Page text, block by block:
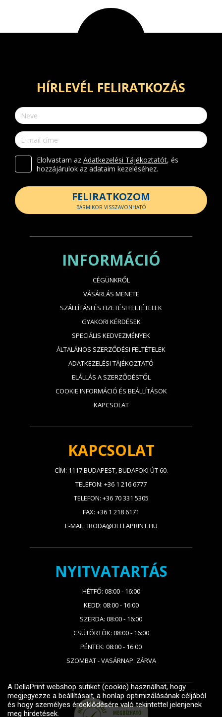
HÍRLEVÉL FELIRATKOZÁS
Elolvastam az Adatkezelési Tájékoztatót, és
hozzájárulok az adataim kezeléséhez.
FELIRATKOZOM
BÁRMIKOR VISSZAVONHATÓ
INFORMÁCIÓ
CÉGÜNKRŐL
VÁSÁRLÁS MENETE
SZÁLLÍTÁSI ÉS FIZETÉSI FELTÉTELEK
GYAKORI KÉRDÉSEK
SPECIÁLIS KEDVEZMÉNYEK
ÁLTALÁNOS SZERZŐDÉSI FELTÉTELEK
ADATKEZELÉSI TÁJÉKOZTATÓ
ELÁLLÁS A SZERZŐDÉSTŐL
COOKIE INFORMÁCIÓ ÉS BEÁLLÍTÁSOK
KAPCSOLAT
KAPCSOLAT
CÍM: 1117 BUDAPEST, BUDAFOKI ÚT 60.
TELEFON: +36 1 216 6777
TELEFON: +36 70 331 5305
FAX: +36 1 218 6171
E-MAIL: IRODA@DELLAPRINT.HU
NYITVATARTÁS
HÉTFŐ: 08:00 - 16:00
KEDD: 08:00 - 16:00
SZERDA: 08:00 - 16:00
CSÜTÖRTÖK: 08:00 - 16:00
PÉNTEK: 08:00 - 16:00
SZOMBAT - VASÁRNAP: ZÁRVA